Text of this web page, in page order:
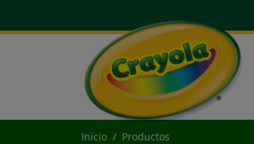
Inicio Productos